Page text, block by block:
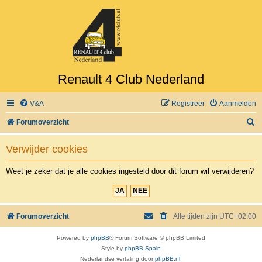
Renault 4 Club Nederland
V&A Aanmelden
Registreer
Forumoverzicht
o
Verwijder cookies
Weet je zeker dat je alle cookies ingesteld door dit forum wil verwijderen?
Forumoverzicht Alle tijden zijn UTC+02:00
Powered by phpBB® Forum Software © phpBB Limited
Style by phpBB Spain
Nederlandse vertaling doorphpBB.nl